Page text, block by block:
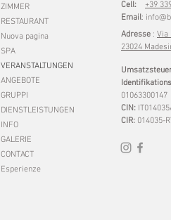
ZIMMER
RESTAURANT
Nuova pagina
SPA
VERANSTALTUNGEN
ANGEBOTE
GRUPPI
DIENSTLEISTUNGEN
INFO
GALERIE
CONTACT
Esperienze
Cell: +39
Email:
Adresse : Via
23024
01063300147
CIN:
CIR: 014035-